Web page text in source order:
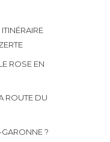
ROSE EN
ROUTE DU
?